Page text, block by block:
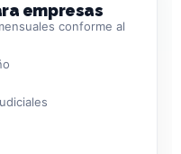
empresas
conforme al